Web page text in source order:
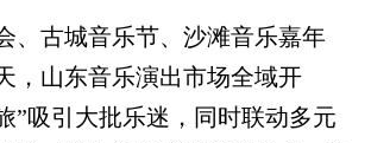
古城音乐节、沙滩音乐嘉年
山东音乐演出市场全域开
”吸引大批乐迷，同时联动多元